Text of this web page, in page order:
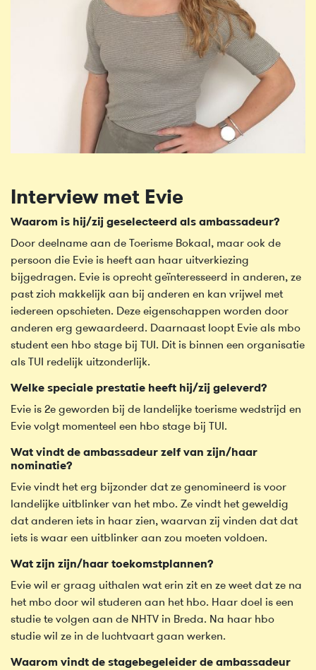
Interview met Evie
Waarom is hij/zij geselecteerd als ambassadeur?
Door deelname aan de Toerisme Bokaal, maar ook de
persoon die Evie is heeft aan haar uitverkiezing
bijgedragen. Evie is oprecht geïnteresseerd in anderen, ze
past zich makkelijk aan bij anderen en kan vrijwel met
iedereen opschieten. Deze eigenschappen worden door
anderen erg gewaardeerd. Daarnaast loopt Evie als mbo
student een hbo stage bij TUI. Dit is binnen een organisatie
als TUI redelijk uitzonderlijk.
Welke speciale prestatie heeft hij/zij geleverd?
Evie is 2e geworden bij de landelijke toerisme wedstrijd en
Evie volgt momenteel een hbo stage bij TUI.
Wat vindt de ambassadeur zelf van zijn/haar
nominatie?
Evie vindt het erg bijzonder dat ze genomineerd is voor
landelijke uitblinker van het mbo. Ze vindt het geweldig
dat anderen iets in haar zien, waarvan zij vinden dat dat
iets is waar een uitblinker aan zou moeten voldoen.
Wat zijn zijn/haar toekomstplannen?
Evie wil er graag uithalen wat erin zit en ze weet dat ze na
het mbo door wil studeren aan het hbo. Haar doel is een
studie te volgen aan de NHTV in Breda. Na haar hbo
studie wil ze in de luchtvaart gaan werken.
Waarom vindt de stagebegeleider de ambassadeur